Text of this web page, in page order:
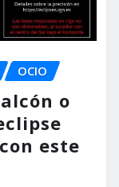
OCIO
o
este